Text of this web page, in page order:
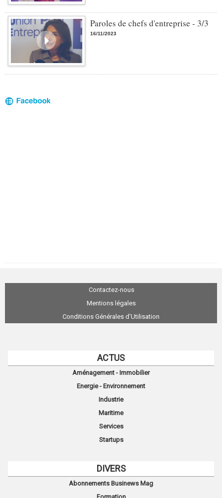
Paroles de chefs d'entreprise - 3/3
16/11/2023
Contactez-nous
Mentions légales
Conditions Générales d'Utilisation
ACTUS
Aménagement - Immobilier
Energie - Environnement
Industrie
Maritime
Services
Startups
DIVERS
Abonnements Businews Mag